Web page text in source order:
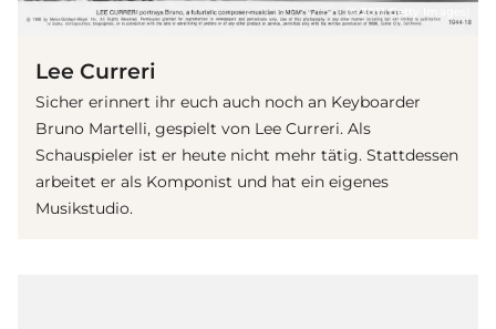
(© 2011 Getty Images)
Lee Curreri
Sicher erinnert ihr euch auch noch an Keyboarder
Bruno Martelli, gespielt von Lee Curreri. Als
Schauspieler ist er heute nicht mehr tätig. Stattdessen
arbeitet er als Komponist und hat ein eigenes
Musikstudio.